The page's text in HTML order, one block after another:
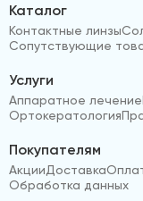
Каталог
Контактные линзы
Сопутствующие
Услуги
Аппаратное лечение
Ортокератология
Покупателям
АкцииДоставка
Обработка данных